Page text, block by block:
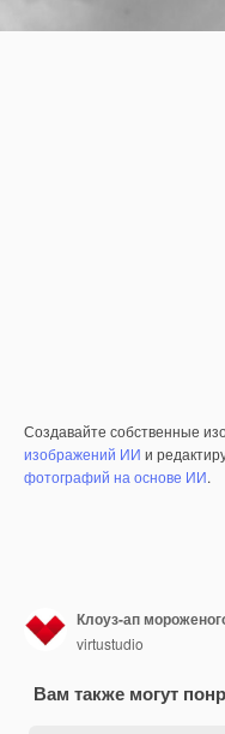
Создавайте собственные
изображений ИИ и
фотографий на основе ИИ.
Клоуз-ап
virtustudio
Вам также могут